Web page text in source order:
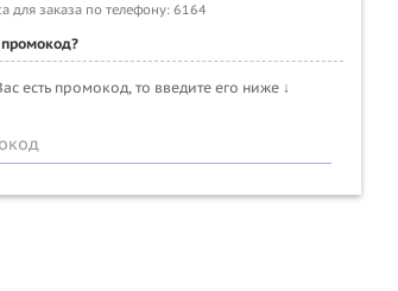
для заказа по телефону: 6164
промокод?
есть промокод, то введите его ниже ↓